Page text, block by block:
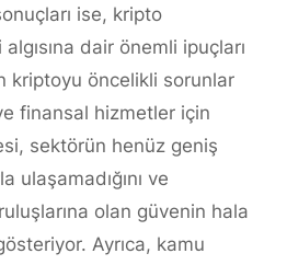
ise, kripto
dair önemli ipuçları
kriptoyu öncelikli sorunlar
finansal hizmetler için
sektörün henüz geniş
ulaşamadığını ve
olan güvenin hala
Ayrıca, kamu